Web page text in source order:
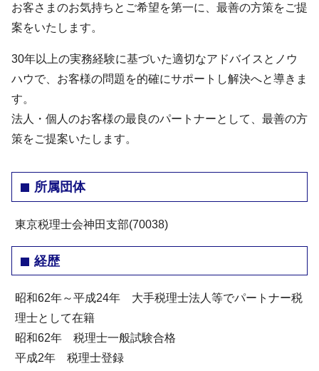
お客さまのお気持ちとご希望を第一に、最善の方策をご提
案をいたします。
30年以上の実務経験に基づいた適切なアドバイスとノウ
ハウで、お客様の問題を的確にサポートし解決へと導きま
す。
法人・個人のお客様の最良のパートナーとして、最善の方
策をご提案いたします。
所属団体
東京税理士会神田支部(70038)
経歴
昭和62年～平成24年 大手税理士法人等でパートナー税
理士として在籍
昭和62年 税理士一般試験合格
平成2年 税理士登録